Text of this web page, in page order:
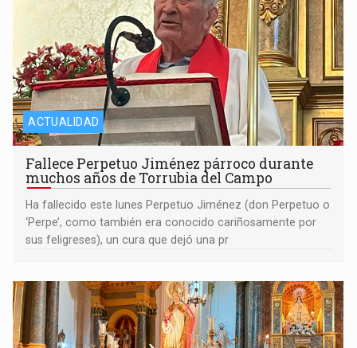
ACTUALIDAD
Fallece Perpetuo Jiménez párroco durante
muchos años de Torrubia del Campo
Ha fallecido este lunes Perpetuo Jiménez (don Perpetuo o
‘Perpe’, como también era conocido cariñosamente por
sus feligreses), un cura que dejó una pr